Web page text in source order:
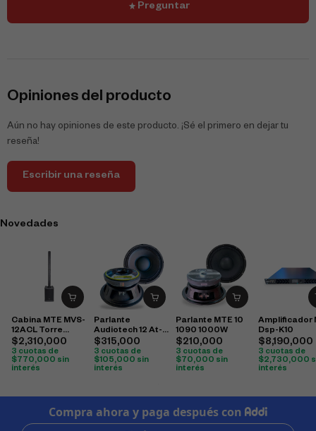
Preguntar
Opiniones del producto
Aún no hay opiniones de este producto. ¡Sé el primero en dejar tu
reseña!
Escribir una reseña
Novedades
Cabina MTE MVS-
12ACL Torre
500W
$2,310,000
3 cuotas de
$ 770,000 sin
interés
Parlante
Audiotech 12 At-
12110 1500W
$315,000
3 cuotas de
$105,000 sin
interés
Parlante MTE 10
1090 1000W
$210,000
3 cuotas de
$ 70,000 sin
interés
Amplificador
Dsp-K10
$8,190,000
3 cuotas de
$2,730,000
interés